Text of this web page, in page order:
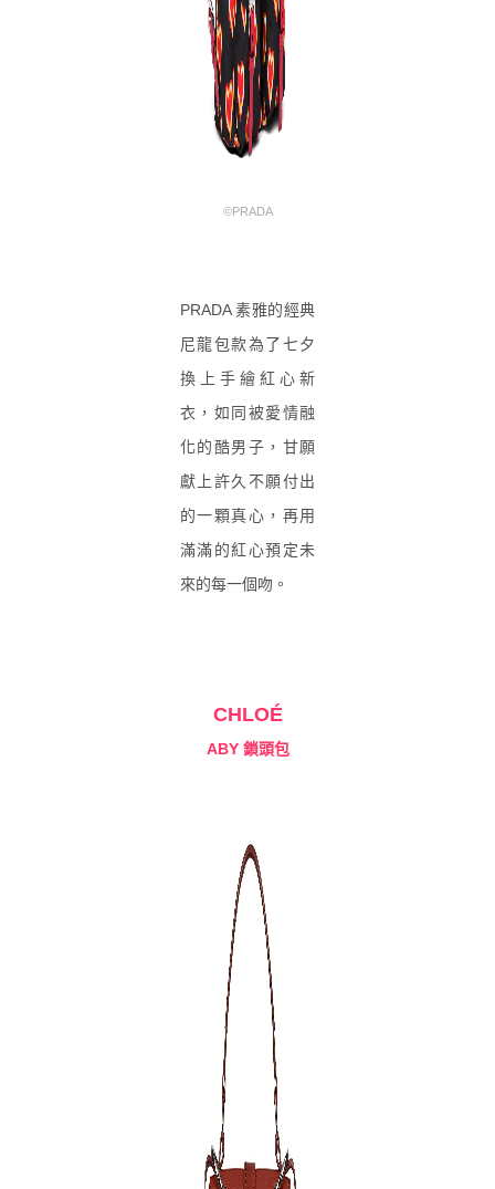
©PRADA
PRADA 素雅的經典
尼龍包款為了七夕
換上手繪紅心新
衣，如同被愛情融
化的酷男子，甘願
獻上許久不願付出
的一顆真心，再用
滿滿的紅心預定未
來的每一個吻。
CHLOÉ
ABY 鎖頭包